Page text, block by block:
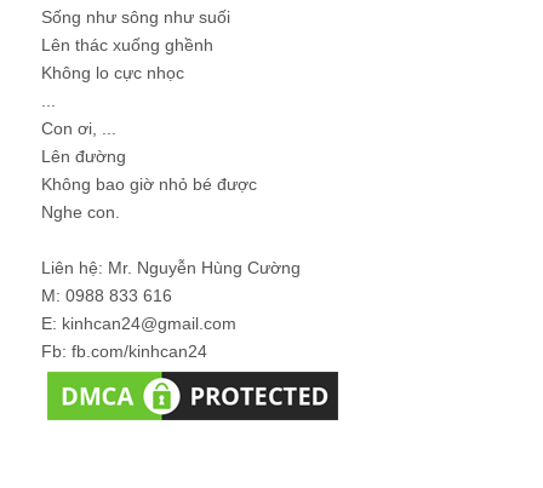
Sống như sông như suối
Lên thác xuống ghềnh
Không lo cực nhọc
Con ơi, ...
Lên đường
Không bao giờ nhỏ bé được
Nghe con.
Liên hệ: Mr. Nguyễn Hùng Cường
M: 0988 833 616
E: kinhcan24@gmail.com
Fb: fb.com/kinhcan24